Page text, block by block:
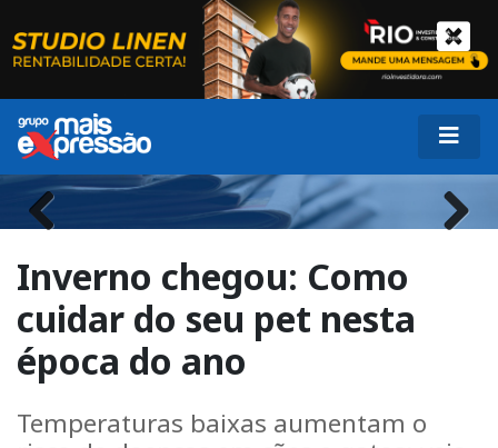
Previous
Inverno chegou: Como
cuidar do seu pet nesta
época do ano